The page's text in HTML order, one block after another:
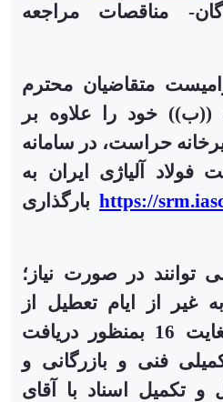
مناقصات مراجعه
متقاضیان محترم
((ب)) خود را علاوه بر
حراست، در سامانه
فولاد آلیاژی ایران به
https:// بارگذاری
توانند در صورت نیاز؛
غیر از ایام تعطیل از
ساعت 8 لغایت 16 بمنظور دریافت
فنی و بازرگانی و
و تکمیل اسناد با آقای